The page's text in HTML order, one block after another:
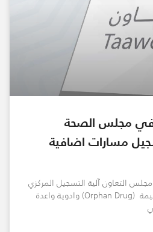
في مجلس الصحة
مسارات اضافية
التعاون آلية التسجيل المركزي
للأدوية المصنفة كأدوية يتيمة (Orphan Drug) وادوية واعدة